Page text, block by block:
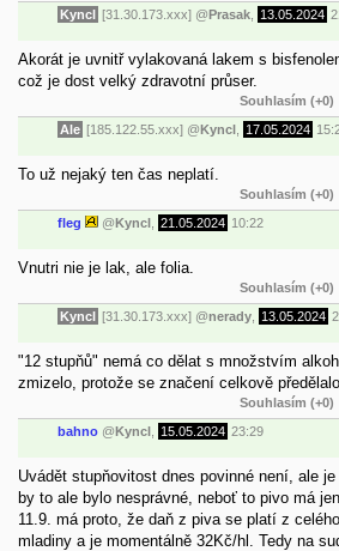
Kyncl [31.30.173.xxx] @Prasak 13.05.2024
Akorát je uvnitř vylakovaná lakem s
což je dost velký zdravotní průser.
Souhlasím (+0)
Ale [185.122.55.xxx] @Kyncl 17.05.2024
To už nejaký ten čas neplatí.
Souhlasím (+0)
fleg @Kyncl 21.05.2024 10:22
Vnutri nie je lak, ale folia.
Souhlasím (+0)
Kyncl [31.30.173.xxx] @nerady 13.05.2024
"12 stupňů" nemá co dělat s množstvím
zmizelo, protože se značení celkově předělalo.
Souhlasím (+0)
bahno @Kyncl 15.05.2024 23:29
Uvádět stupňovitost dnes povinné není, ale
by to ale bylo nesprávné, neboť to pivo má jen
11.9. má proto, že daň z piva se platí z
mladiny a je momentálně 32Kč/hl. Tedy na